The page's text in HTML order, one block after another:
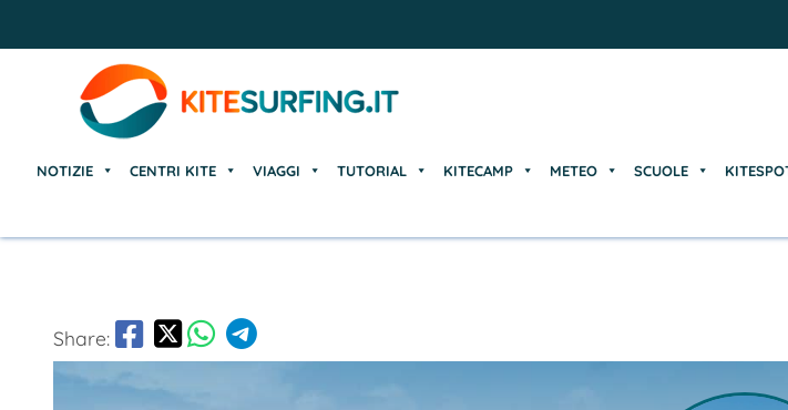
NOTIZIE CENTRI KITE VIAGGI TUTORIAL KITECAMP METEO SCUOLE
Share: